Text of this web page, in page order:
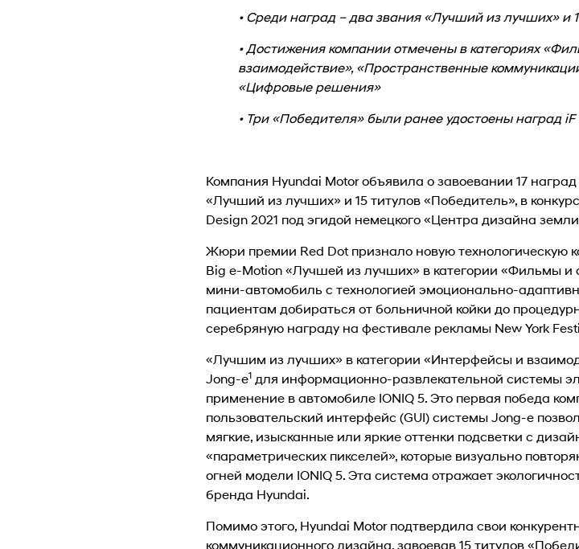
• Среди наград – два звания «Лучший из лучших» и
• Достижения компании отмечены в категориях
взаимодействие», «Пространственные
«Цифровые решения»
• Три «Победителя» были ранее удостоены наград iF
Компания Hyundai Motor объявила о завоевании 17
«Лучший из лучших» и 15 титулов «Победитель», в
Design 2021 под эгидой немецкого «Центра дизайна
Жюри премии Red Dot признало новую технологическую
Big e-Motion «Лучшей из лучших» в категории «Фильмы и
мини-автомобиль с технологией эмоционально-
пациентам добираться от больничной койки до
серебряную награду на фестивале рекламы New York
«Лучшим из лучших» в категории «Интерфейсы и
Jong-e1 для информационно-развлекательной системы
применение в автомобиле IONIQ 5. Это первая победа
пользовательский интерфейс (GUI) системы Jong-e
мягкие, изысканные или яркие оттенки подсветки с
«параметрических пикселей», которые визуально
огней модели IONIQ 5. Эта система отражает
бренда Hyundai.
Помимо этого, Hyundai Motor подтвердила свои
коммуникационного дизайна, завоевав 15 титулов